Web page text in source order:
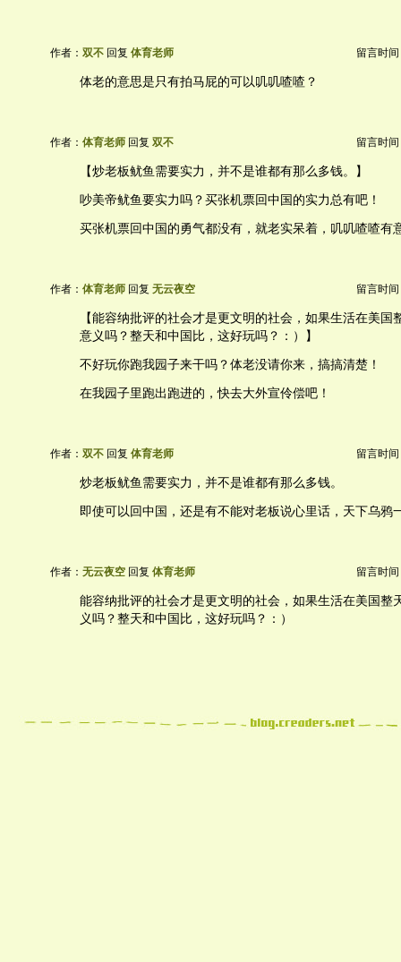
作者： 双不 回复 体育老师 留言时间
体老的意思是只有拍马屁的可以叽叽喳喳？
作者： 体育老师 回复 双不 留言时间
【炒老板鱿鱼需要实力，并不是谁都有那么多钱。】
吵美帝鱿鱼要实力吗？买张机票回中国的实力总有吧！
买张机票回中国的勇气都没有，就老实呆着，叽叽喳喳有
作者： 体育老师 回复 无云夜空 留言时间
【能容纳批评的社会才是更文明的社会，如果生活在美国
意义吗？整天和中国比，这好玩吗？：）】
不好玩你跑我园子来干吗？体老没请你来，搞搞清楚！
在我园子里跑出跑进的，快去大外宣伶偿吧！
作者： 双不 回复 体育老师 留言时间
炒老板鱿鱼需要实力，并不是谁都有那么多钱。
即使可以回中国，还是有不能对老板说心里话，天下乌鸦
作者： 无云夜空 回复 体育老师 留言时间
能容纳批评的社会才是更文明的社会，如果生活在美国整
义吗？整天和中国比，这好玩吗？：）